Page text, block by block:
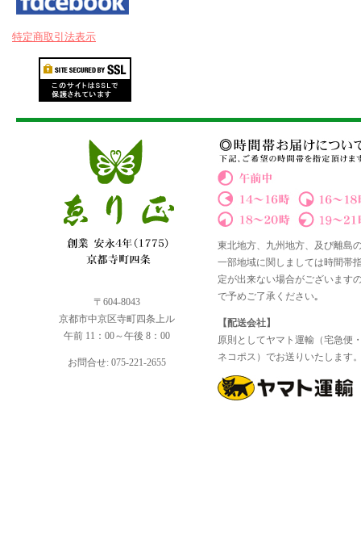
特定商取引法表示
〒604-8043
京都市中京区寺町四条上ル
午前 11：00～午後 8：00
お問合せ: 075-221-2655
東北地方、九州地方、及び離島
一部地域に関しましては時間帯
定が出来ない場合がございます
で予めご了承ください｡
【配送会社】
原則としてヤマト運輸（宅急便
ネコポス）でお送りいたします